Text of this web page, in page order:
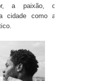
a paixão, o
cidade como a